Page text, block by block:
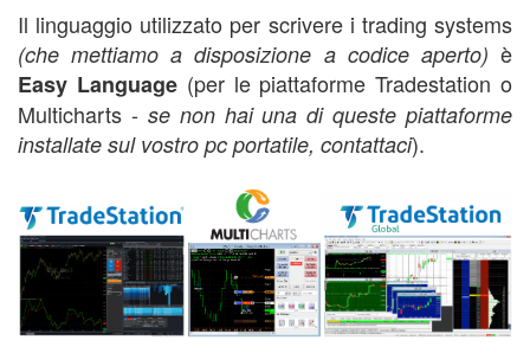
Il linguaggio utilizzato per scrivere i trading systems
(che mettiamo a disposizione a codice aperto) è
Easy Language(per le piattaforme Tradestation o
Multicharts - se non hai una di queste piattaforme
installate sul vostro pc portatile, contattaci).